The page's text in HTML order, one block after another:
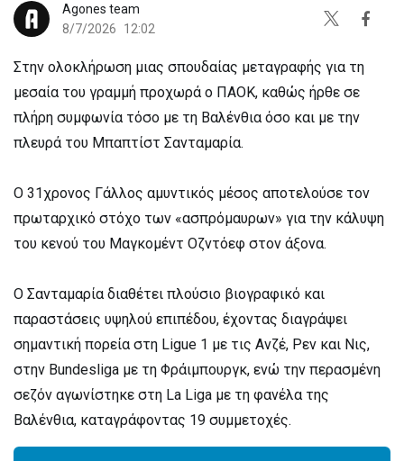
Agones team
8/7/2026
12:02
Στην ολοκλήρωση μιας σπουδαίας μεταγραφής για τη
μεσαία του γραμμή προχωρά ο ΠΑΟΚ, καθώς ήρθε σε
πλήρη συμφωνία τόσο με τη Βαλένθια όσο και με την
πλευρά του Μπαπτίστ Σανταμαρία.
Ο 31χρονος Γάλλος αμυντικός μέσος αποτελούσε τον
πρωταρχικό στόχο των «ασπρόμαυρων» για την κάλυψη
του κενού του Μαγκομέντ Οζντόεφ στον άξονα.
Ο Σανταμαρία διαθέτει πλούσιο βιογραφικό και
παραστάσεις υψηλού επιπέδου, έχοντας διαγράψει
σημαντική πορεία στη Ligue 1 με τις Ανζέ, Ρεν και Νις,
στην Bundesliga με τη Φράιμπουργκ, ενώ την περασμένη
σεζόν αγωνίστηκε στη La Liga με τη φανέλα της
Βαλένθια, καταγράφοντας 19 συμμετοχές.